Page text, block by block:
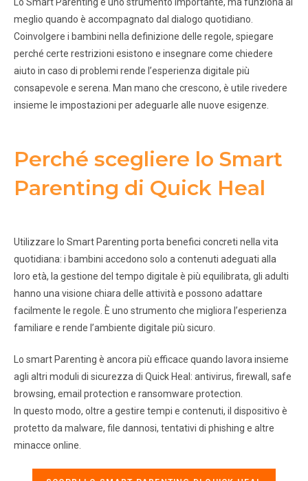
meglio quando è accompagnato dal dialogo quotidiano.
Coinvolgere i bambini nella definizione delle regole, spiegare
perché certe restrizioni esistono e insegnare come chiedere
aiuto in caso di problemi rende l’esperienza digitale più
consapevole e serena. Man mano che crescono, è utile rivedere
insieme le impostazioni per adeguarle alle nuove esigenze.
Perché scegliere lo Smart
Parenting di Quick Heal
Utilizzare lo Smart Parenting porta benefici concreti nella vita
quotidiana: i bambini accedono solo a contenuti adeguati alla
loro età, la gestione del tempo digitale è più equilibrata, gli adulti
hanno una visione chiara delle attività e possono adattare
facilmente le regole. È uno strumento che migliora l’esperienza
familiare e rende l’ambiente digitale più sicuro.
Lo smart Parenting è ancora più efficace quando lavora insieme
agli altri moduli di sicurezza di Quick Heal: antivirus, firewall, safe
browsing, email protection e ransomware protection.
In questo modo, oltre a gestire tempi e contenuti, il dispositivo è
protetto da malware, file dannosi, tentativi di phishing e altre
minacce online.